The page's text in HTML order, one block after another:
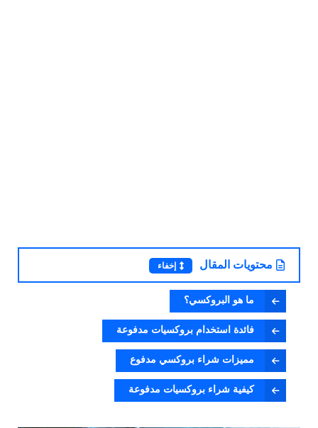
محتويات المقال إخفاء
ما هو البروكسي؟
فائدة استخدام بروكسيات مدفوعة
مميزات شراء بروكسي مدفوع
كيفية شراء بروكسيات مدفوعة